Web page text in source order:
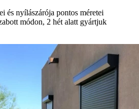
és nyílászárója pontos méretei
módon, 2 hét alatt gyártjuk